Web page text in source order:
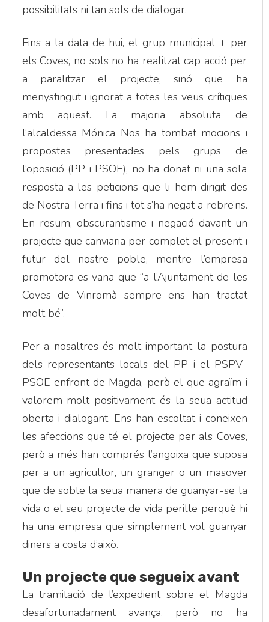
possibilitats ni tan sols de dialogar.
Fins a la data de hui, el grup municipal + per
els Coves, no sols no ha realitzat cap acció per
a paralitzar el projecte, sinó que ha
menystingut i ignorat a totes les veus crítiques
amb aquest. La majoria absoluta de
l’alcaldessa Mónica Nos ha tombat mocions i
propostes presentades pels grups de
l’oposició (PP i PSOE), no ha donat ni una sola
resposta a les peticions que li hem dirigit des
de Nostra Terra i fins i tot s’ha negat a rebre’ns.
En resum, obscurantisme i negació davant un
projecte que canviaria per complet el present i
futur del nostre poble, mentre l’empresa
promotora es vana que “a l’Ajuntament de les
Coves de Vinromà sempre ens han tractat
molt bé”.
Per a nosaltres és molt important la postura
dels representants locals del PP i el PSPV-
PSOE enfront de Magda, però el que agraïm i
valorem molt positivament és la seua actitud
oberta i dialogant. Ens han escoltat i coneixen
les afeccions que té el projecte per als Coves,
però a més han comprés l’angoixa que suposa
per a un agricultor, un granger o un masover
que de sobte la seua manera de guanyar-se la
vida o el seu projecte de vida perille perquè hi
ha una empresa que simplement vol guanyar
diners a costa d’això.
Un projecte que segueix avant
La tramitació de l’expedient sobre el Magda
desafortunadament avança, però no ha